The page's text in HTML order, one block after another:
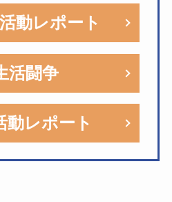
動レポート
活闘争
動レポート